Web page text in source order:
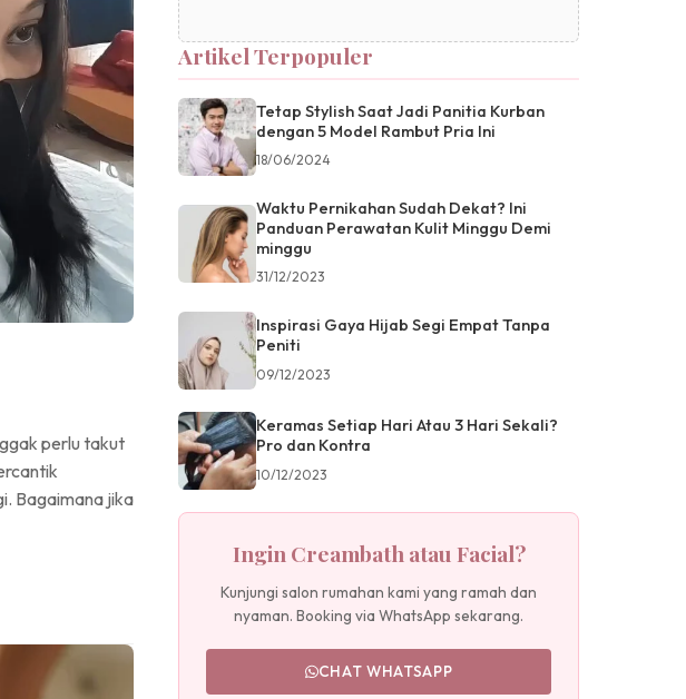
perlu takut
Bagaimana jika
Artikel Terpopuler
Tetap Stylish Saat Jadi Panitia Kurban
dengan 5 Model Rambut Pria Ini
18/06/2024
Waktu Pernikahan Sudah Dekat? Ini
Panduan Perawatan Kulit Minggu Demi
minggu
31/12/2023
Inspirasi Gaya Hijab Segi Empat Tanpa
Peniti
09/12/2023
Keramas Setiap Hari Atau 3 Hari Sekali?
Pro dan Kontra
10/12/2023
Ingin Creambath atau Facial?
Kunjungi salon rumahan kami yang ramah dan
nyaman. Booking via WhatsApp sekarang.
CHAT WHATSAPP